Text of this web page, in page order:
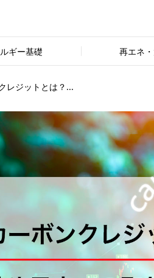
ギー基礎 再エネ
レジットとは？...